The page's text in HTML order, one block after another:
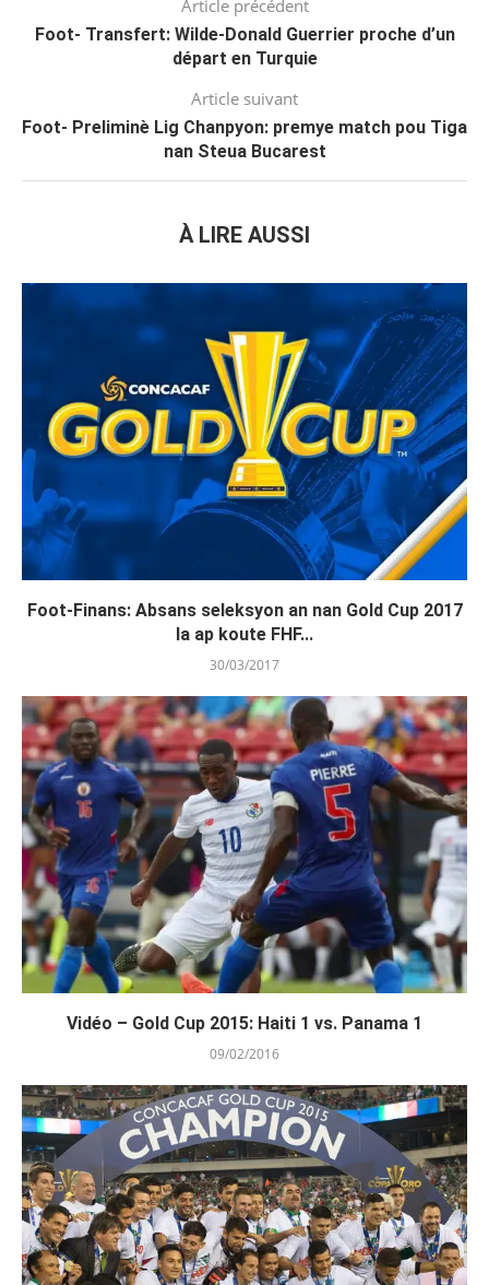
Article précédent
Foot- Transfert: Wilde-Donald Guerrier proche d’un
départ en Turquie
Article suivant
Foot- Preliminè Lig Chanpyon: premye match pou Tiga
nan Steua Bucarest
À LIRE AUSSI
Foot-Finans: Absans seleksyon an nan Gold Cup 2017
la ap koute FHF...
30/03/2017
Vidéo – Gold Cup 2015: Haiti 1 vs. Panama 1
09/02/2016